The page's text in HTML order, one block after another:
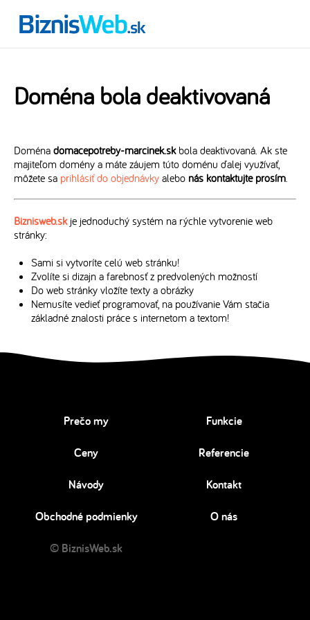
Doména bola deaktivovaná
Doména domacepotreby-marcinek.skbola deaktivovaná. Ak ste
majiteľom domény a máte záujem túto doménu ďalej využívať,
môžete sa prihlásiť do objednávky alebo nás kontaktujte prosím.
Biznisweb.skje jednoduchý systém na rýchle vytvorenie web
stránky:
Sami si vytvoríte celú web stránku!
Zvolíte si dizajn a farebnosť z predvolených možností
Do web stránky vložíte texty a obrázky
Nemusíte vedieť programovať, na používanie Vám stačia
základné znalosti práce s internetom a textom!
Prečo my Funkcie
Ceny Referencie
Návody Kontakt
Obchodné podmienky O nás
© BiznisWeb.sk